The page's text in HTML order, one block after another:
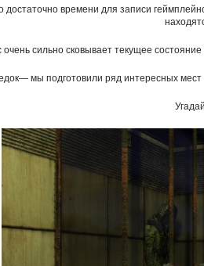
достаточно времени для записи
сильно сковывает текущее
мы подготовили ряд интересных